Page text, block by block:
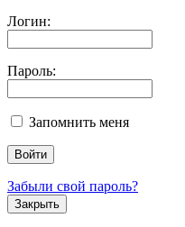
Логин:
Пароль:
Запомнить меня
Забыли свой пароль?
Закрыть